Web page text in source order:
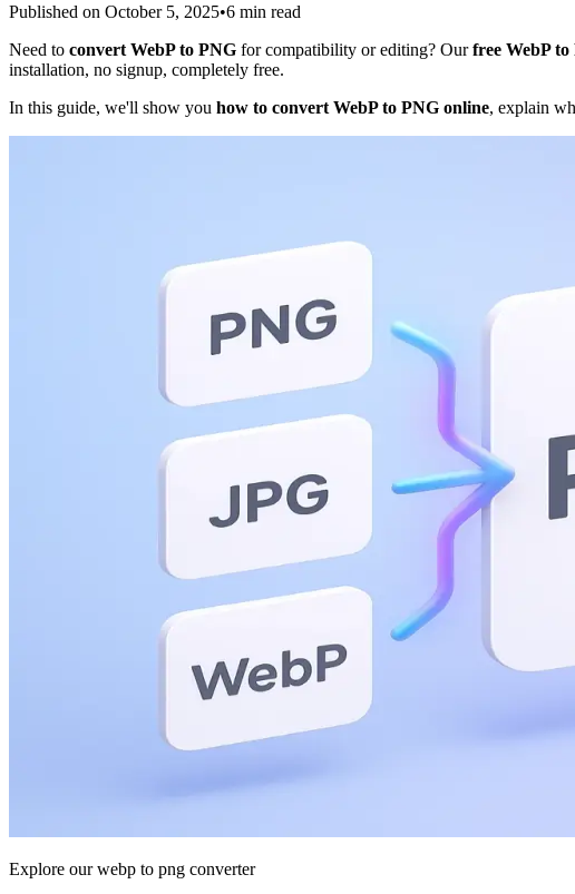
Published on October 5, 2025•6 min read
Need to convert WebP to PNG for compatibility or editing? Ourfree WebP
installation, no signup, completely free.
In this guide, we'll show you how to convert WebP to PNG online, explain
Explore our webp to png converter